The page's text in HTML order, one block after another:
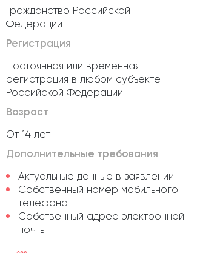
Гражданство Российской
Федерации
Регистрация
Постоянная или временная
регистрация в любом субъекте
Российской Федерации
Возраст
От 14 лет
Дополнительные требования
Актуальные данные в заявлении
Собственный номер мобильного
телефона
Собственный адрес электронной
почты